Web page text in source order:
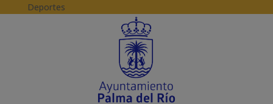
Skip to content
Deportes